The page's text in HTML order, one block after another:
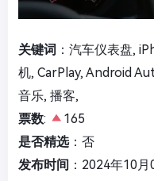
关键词 ：汽车仪表盘,
机, CarPlay, Android
音乐, 播客,
票数:
165
是否精选：否
发布时间 ：2024年10